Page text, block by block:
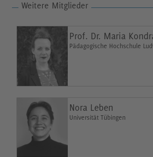
Weitere Mitglieder
Prof. Dr. Maria
Pädagogische Hochschule
Nora Leben
Universität Tübingen